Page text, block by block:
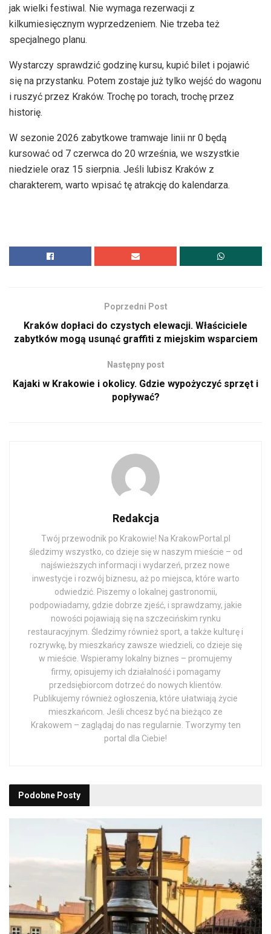
jak wielki festiwal. Nie wymaga rezerwacji z
kilkumiesięcznym wyprzedzeniem. Nie trzeba też
specjalnego planu.
Wystarczy sprawdzić godzinę kursu, kupić bilet i pojawić
się na przystanku. Potem zostaje już tylko wejść do wagonu
i ruszyć przez Kraków. Trochę po torach, trochę przez
historię.
W sezonie 2026 zabytkowe tramwaje linii nr 0 będą
kursować od 7 czerwca do 20 września, we wszystkie
niedziele oraz 15 sierpnia. Jeśli lubisz Kraków z
charakterem, warto wpisać tę atrakcję do kalendarza.
Poprzedni Post
Kraków dopłaci do czystych elewacji. Właściciele
zabytków mogą usunąć graffiti z miejskim wsparciem
Następny post
Kajaki w Krakowie i okolicy. Gdzie wypożyczyć sprzęt i
popływać?
Redakcja
Twój przewodnik po Krakowie! Na KrakowPortal.pl
śledzimy wszystko, co dzieje się w naszym mieście – od
najświeższych informacji i wydarzeń, przez nowe
inwestycje i rozwój biznesu, aż po miejsca, które warto
odwiedzić. Piszemy o lokalnej gastronomii,
podpowiadamy, gdzie dobrze zjeść, i sprawdzamy, jakie
nowości pojawiają się na szczecińskim rynku
restauracyjnym. Śledzimy również sport, a także kulturę i
rozrywkę, by mieszkańcy zawsze wiedzieli, co dzieje się
w mieście. Wspieramy lokalny biznes – promujemy
firmy, opisujemy ich działalność i pomagamy
przedsiębiorcom dotrzeć do nowych klientów.
Publikujemy również ogłoszenia, które ułatwiają życie
mieszkańcom. Jeśli chcesz być na bieżąco ze
Krakowem – zaglądaj do nas regularnie. Tworzymy ten
portal dla Ciebie!
Podobne Posty